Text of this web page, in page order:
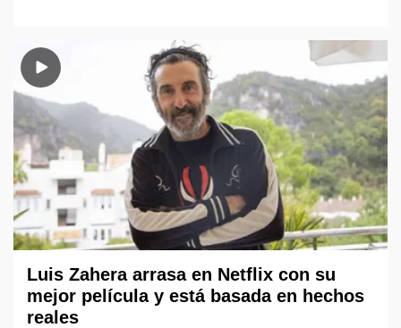
Luis Zahera arrasa en Netflix con su
mejor película y está basada en hechos
reales